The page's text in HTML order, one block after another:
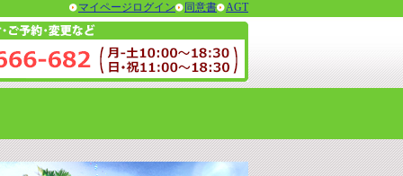
AGT
同意書
マイページログイン